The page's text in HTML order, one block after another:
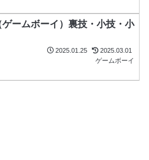
ームボーイ）裏技・小技・小
2025.01.25
2025.03.01
ゲームボーイ